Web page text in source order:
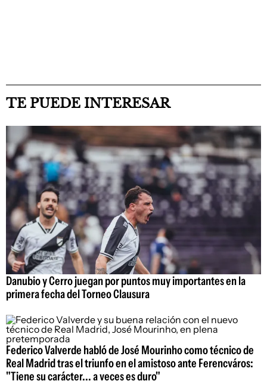
TE PUEDE INTERESAR
Danubio y Cerro juegan por puntos muy importantes en la
primera fecha del Torneo Clausura
Federico Valverde habló de José Mourinho como técnico de
Real Madrid tras el triunfo en el amistoso ante Ferencváros:
"Tiene su carácter... a veces es duro"